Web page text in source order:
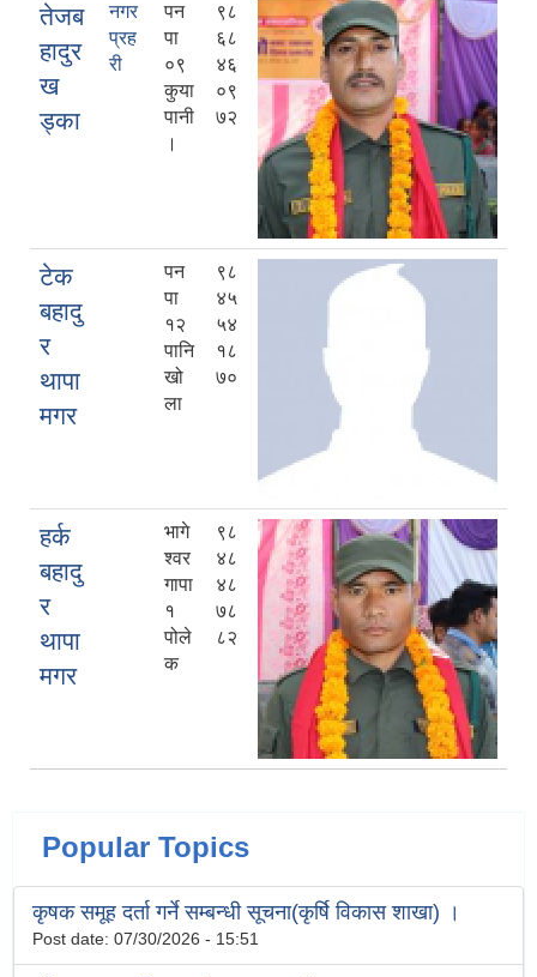
तेजब
हादुर
ख
ड्का
नगर
प्रह
री
पन
पा
०९
कुया
पानी
।
९८
६८
४६
०९
७२
टेक
बहादु
र
थापा
मगर
पन
पा
१२
पानि
खो
ला
९८
४५
५४
१८
७०
हर्क
बहादु
र
थापा
मगर
भागे
श्वर
गापा
१
पोले
क
९८
४८
४८
७८
८२
Popular Topics
कृषक समूह दर्ता गर्ने सम्बन्धी सूचना(कृर्षि विकास शाखा) ।
Post date: 07/30/2026 - 15:51